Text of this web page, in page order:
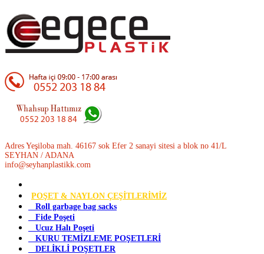
Adres Yeşiloba mah. 46167 sok Efer 2 sanayi sitesi a blok no 41/L
SEYHAN / ADANA
info@seyhanplastikk.com
POŞET & NAYLON ÇEŞİTLERİMİZ
Roll garbage bag sacks
Fide Poşeti
Ucuz Halı Poşeti
KURU TEMİZLEME POŞETLERİ
DELİKLİ POŞETLER